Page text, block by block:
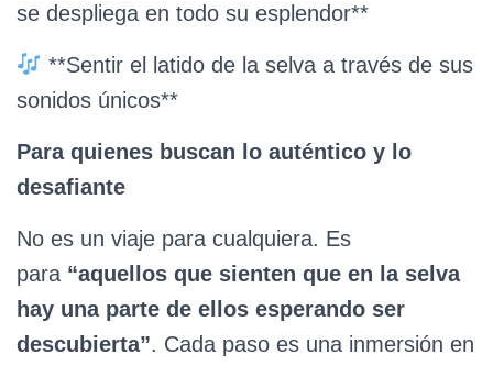
se despliega en todo su esplendor**
**Sentir el latido de la selva a través de sus
sonidos únicos**
Para quienes buscan lo auténtico y lo
desafiante
No es un viaje para cualquiera. Es
para “aquellos que sienten que en la selva
hay una parte de ellos esperando ser
descubierta”. Cada paso es una inmersión en